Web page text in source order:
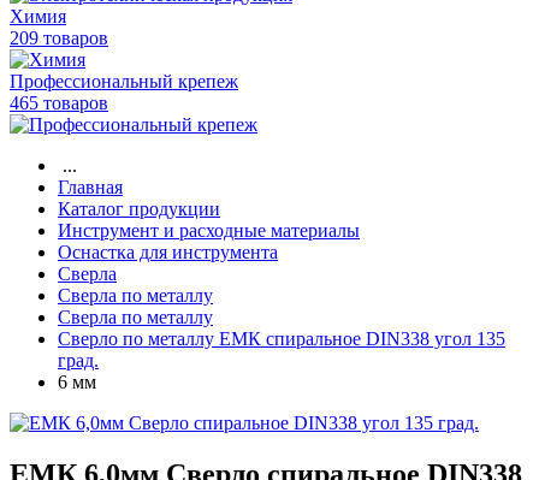
Химия
209 товаров
Профессиональный крепеж
465 товаров
...
Главная
Каталог продукции
Инструмент и расходные материалы
Оснастка для инструмента
Сверла
Сверла по металлу
Сверла по металлу
Сверло по металлу ЕМК спиральное DIN338 угол 135
град.
6 мм